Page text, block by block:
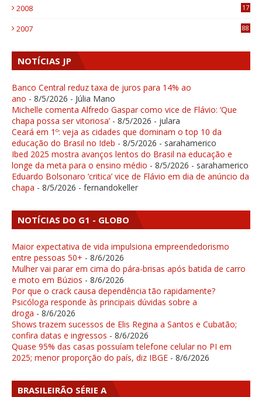
2008
17
2007 88
NOTÍCIAS JP
Banco Central reduz taxa de juros para 14% ao
ano - 8/5/2026 - Júlia Mano
Michelle comenta Alfredo Gaspar como vice de Flávio: ‘Que
chapa possa ser vitoriosa’ - 8/5/2026 - julara
Ceará em 1º: veja as cidades que dominam o top 10 da
educação do Brasil no Ideb - 8/5/2026 - sarahamerico
Ibed 2025 mostra avanços lentos do Brasil na educação e
longe da meta para o ensino médio - 8/5/2026 - sarahamerico
Eduardo Bolsonaro ‘critica’ vice de Flávio em dia de anúncio da
chapa - 8/5/2026 - fernandokeller
NOTÍCIAS DO G1 - GLOBO
Maior expectativa de vida impulsiona empreendedorismo
entre pessoas 50+ - 8/6/2026
Mulher vai parar em cima do pára-brisas após batida de carro
e moto em Búzios - 8/6/2026
Por que o crack causa dependência tão rapidamente?
Psicóloga responde às principais dúvidas sobre a
droga - 8/6/2026
Shows trazem sucessos de Elis Regina a Santos e Cubatão;
confira datas e ingressos - 8/6/2026
Quase 95% das casas possuíam telefone celular no PI em
2025; menor proporção do país, diz IBGE - 8/6/2026
BRASILEIRÃO SÉRIE A